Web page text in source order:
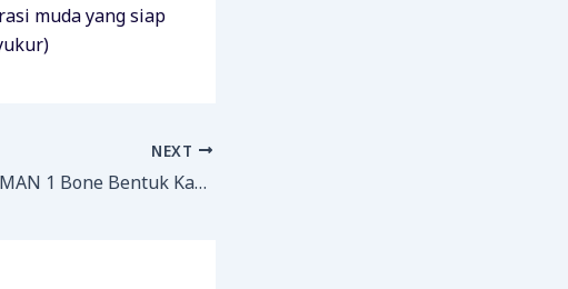
muda yang siap
NEXT
Paskibra MAN 1 Bone Bentuk Karakter Disiplin dan Tangguh